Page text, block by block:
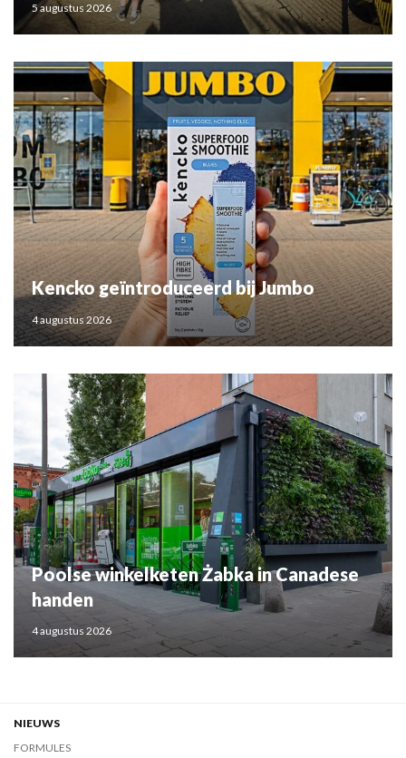
5 augustus 2026
Kencko geïntroduceerd bij Jumbo
4 augustus 2026
Poolse winkelketen Żabka in Canadese
handen
4 augustus 2026
NIEUWS
FORMULES